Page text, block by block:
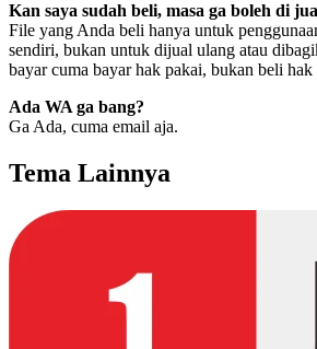
Kan saya sudah beli, masa ga boleh di
File yang Anda beli hanya untuk
sendiri, bukan untuk dijual ulang atau
bayar cuma bayar hak pakai, bukan beli
Ada WA ga bang?
Ga Ada, cuma email aja.
Tema Lainnya